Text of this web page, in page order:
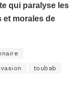
qui paralyse les
et morales de
toubab